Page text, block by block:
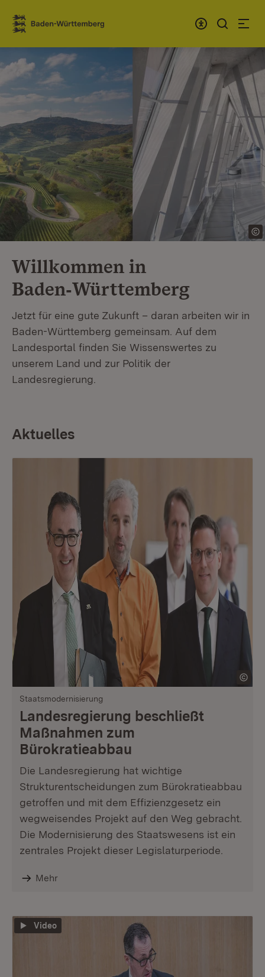
Zum Inhalt springen
Link zur Startseite
Willkommen in
Baden‑Württemberg
Jetzt für eine gute Zukunft – daran arbeiten wir in
Baden-Württemberg gemeinsam. Auf dem
Landesportal finden Sie Wissenswertes zu
unserem Land und zur Politik der
Landesregierung.
Aktuelles
Staatsmodernisierung
Landesregierung beschließt
Maßnahmen zum
Bürokratieabbau
Die Landesregierung hat wichtige
Strukturentscheidungen zum Bürokratieabbau
getroffen und mit dem Effizienzgesetz ein
wegweisendes Projekt auf den Weg gebracht.
Die Modernisierung des Staatswesens ist ein
zentrales Projekt dieser Legislaturperiode.
Mehr
Video